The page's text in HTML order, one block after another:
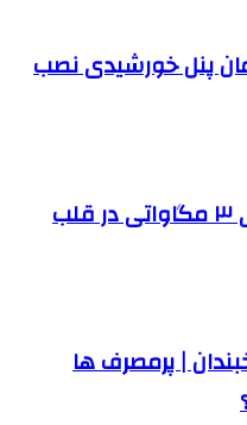
تومان پنل خورشیدی نصب
ساخت نیروگاه خورشیدی ۳ مگاواتی در قلب
| پرمصرف ها